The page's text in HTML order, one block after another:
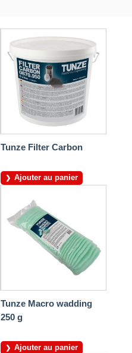
Tunze Filter Carbon
Ajouter au panier
Tunze Macro wadding
250 g
Ajouter au panier